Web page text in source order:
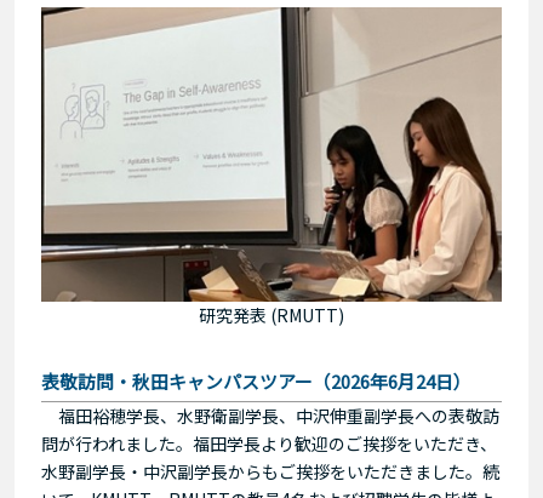
研究発表 (RMUTT)
表敬訪問・秋田キャンパスツアー（2026年6月24日）
福田裕穂学長、水野衛副学長、中沢伸重副学長への表敬訪
問が行われました。福田学長より歓迎のご挨拶をいただき、
水野副学長・中沢副学長からもご挨拶をいただきました。続